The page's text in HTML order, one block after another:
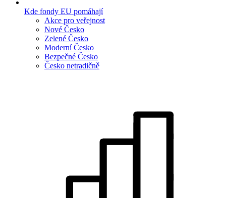
Kde fondy EU pomáhají
Akce pro veřejnost
Nové Česko
Zelené Česko
Moderní Česko
Bezpečné Česko
Česko netradičně